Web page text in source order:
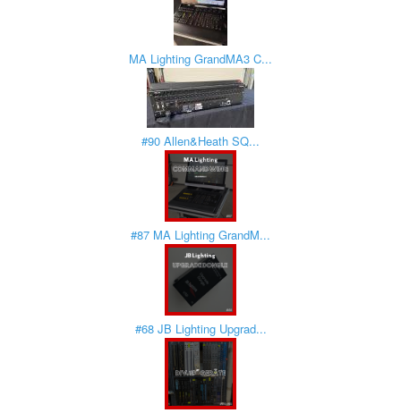
MA Lighting GrandMA3 C...
#90 Allen&Heath SQ...
#87 MA Lighting GrandM...
#68 JB Lighting Upgrad...